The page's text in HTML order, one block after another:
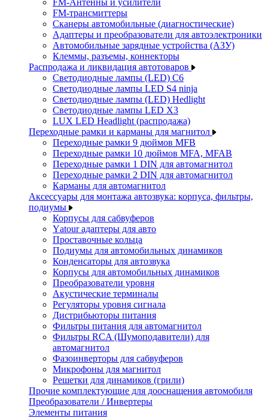
FM-Антенны и усилители
FM-трансмиттеры
Сканеры автомобильные (диагностические)
Адаптеры и преобразователи для автоэлектроники
Автомобильные зарядные устройства (АЗУ)
Клеммы, разъемы, коннекторы
Распродажа и ликвидация автотоваров
Светодиодные лампы (LED) C6
Светодиодные лампы LED S4 ninja
Светодиодные лампы (LED) Hedlight
Светодиодные лампы LED X3
LUX LED Headlight (распродажа)
Переходные рамки и карманы для магнитол
Переходные рамки 9 дюймов MFB
Переходные рамки 10 дюймов MFA, MFAB
Переходные рамки 1 DIN для автомагнитол
Переходные рамки 2 DIN для автомагнитол
Карманы для автомагнитол
Аксессуары для монтажа автозвука: корпуса, фильтры,
подиумы
Корпусы для сабвуферов
Yаtour адаптеры для авто
Проставочные кольца
Подиумы для автомобильных динамиков
Конденсаторы для автозвука
Корпусы для автомобильных динамиков
Преобразователи уровня
Акустические терминалы
Регуляторы уровня сигнала
Дистрибьюторы питания
Фильтры питания для автомагнитол
Фильтры RCA (Шумоподавители) для
автомагнитол
Фазоинверторы для сабвуферов
Микрофоны для магнитол
Решетки для динамиков (грили)
Прочие комплектующие для дооснащения автомобиля
Преобразователи / Инвертеры
Элементы питания